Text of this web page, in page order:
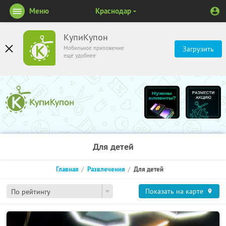
КупиКупон
Мобильное приложение
ещё удобнее
Загрузить
Меню Краснодар
Для детей
По рейтингу
Главная Развлечения Для детей
Показать на карте